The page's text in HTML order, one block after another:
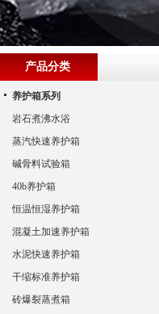
产品分类
养护箱系列
岩石煮沸水浴
蒸汽快速养护箱
碱骨料试验箱
40b养护箱
恒温恒湿养护箱
混凝土加速养护箱
水泥快速养护箱
干缩标准养护箱
砖爆裂蒸煮箱